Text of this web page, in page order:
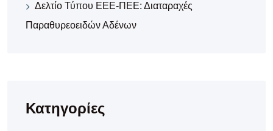
Δελτίο Τύπου ΕΕΕ-ΠΕΕ: Διαταραχές
Παραθυρεοειδών Αδένων
Κατηγορίες